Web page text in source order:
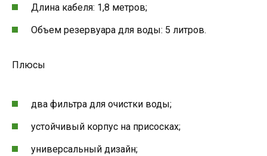
Длина кабеля: 1,8 метров;
Объем резервуара для воды: 5 литров.
Плюсы
два фильтра для очистки воды;
устойчивый корпус на присосках;
универсальный дизайн;